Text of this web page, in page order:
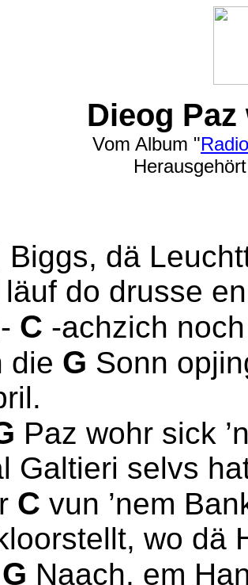
Dieog
Vom Album "
Biggs, dä
do drusse
C -achzich
die G Sonn
Paz wohr sick
Galtieri selvs
C vun ’nem
wo dä
G Naach, em